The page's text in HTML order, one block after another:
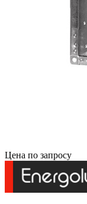
Цена по запросу